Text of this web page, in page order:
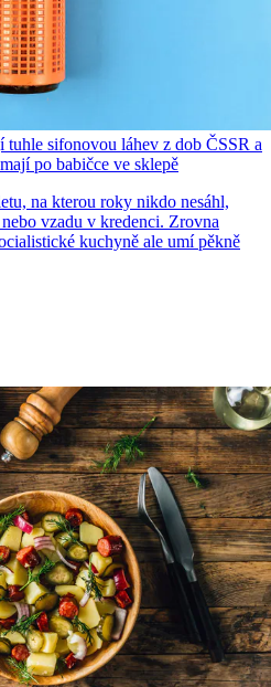
tuhle sifonovou láhev z dob ČSSR a
po babičce ve sklepě
na kterou roky nikdo nesáhl,
vzadu v kredenci. Zrovna
kuchyně ale umí pěkně